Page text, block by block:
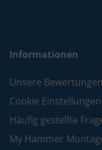
Informationen
Unsere Bewertungen
Cookie Einstellungen
Häufig gestellte
My Hammer